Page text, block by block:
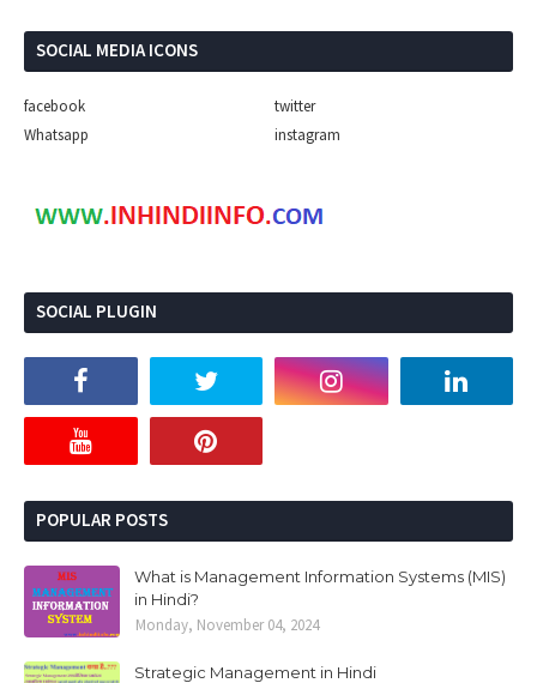
SOCIAL MEDIA ICONS
facebook
twitter
Whatsapp
instagram
SOCIAL PLUGIN
POPULAR POSTS
What is Management Information Systems (MIS)
in Hindi?
Monday, November 04, 2024
Strategic Management in Hindi